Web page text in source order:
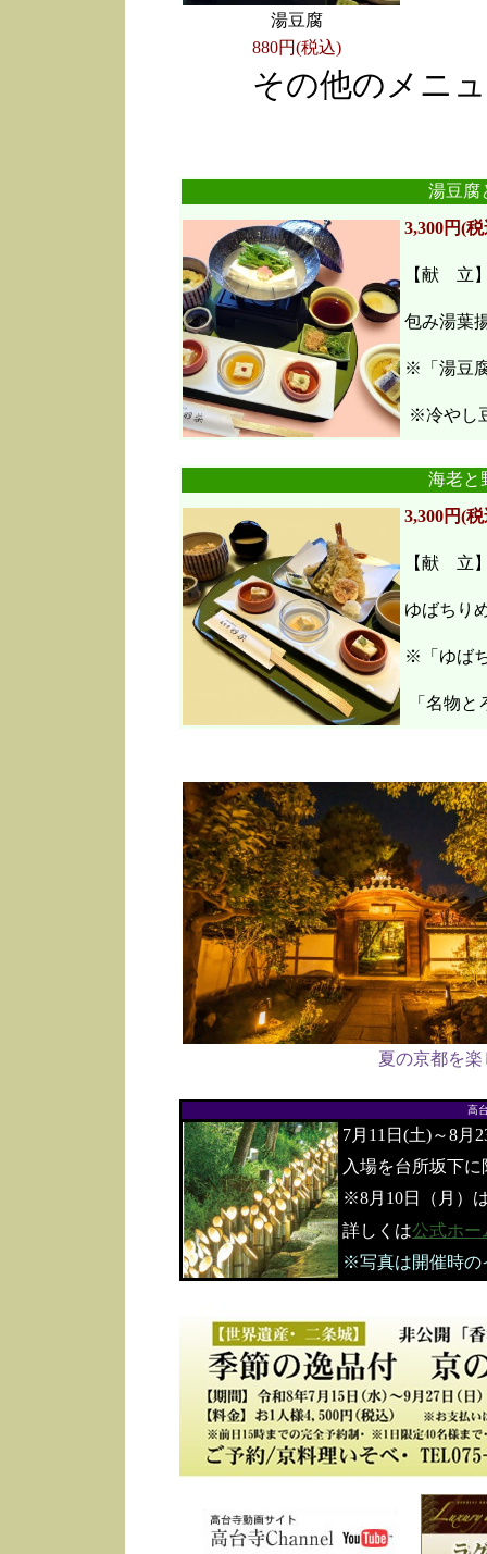
湯豆腐
880円(税込)
その他のメニ
湯豆腐
3,300円(
【献 立
包み湯葉
※「湯豆
※冷やし
海老
3,300円(
【献 立
ゆばちり
※「ゆば
「名物と
夏の京都を
高
7月11日(土)～8月
入場を台所坂下
※8月10日（月）
詳しくは公式ホー
※写真は開催時の